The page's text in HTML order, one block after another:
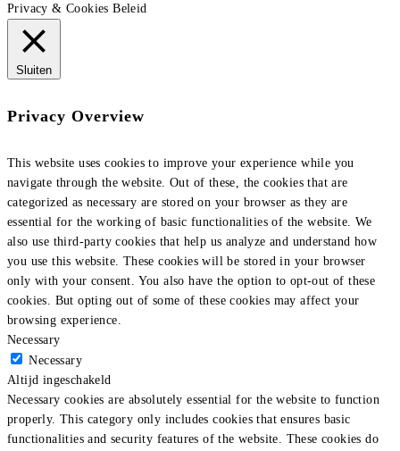
Privacy & Cookies Beleid
Sluiten
Privacy Overview
This website uses cookies to improve your experience while you
navigate through the website. Out of these, the cookies that are
categorized as necessary are stored on your browser as they are
essential for the working of basic functionalities of the website. We
also use third-party cookies that help us analyze and understand how
you use this website. These cookies will be stored in your browser
only with your consent. You also have the option to opt-out of these
cookies. But opting out of some of these cookies may affect your
browsing experience.
Necessary
Necessary
Altijd ingeschakeld
Necessary cookies are absolutely essential for the website to function
properly. This category only includes cookies that ensures basic
functionalities and security features of the website. These cookies do